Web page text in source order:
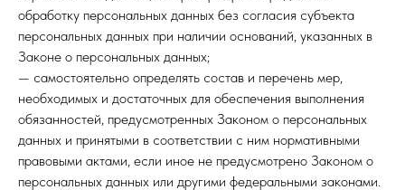
обработку персональных данных без согласия субъекта
персональных данных при наличии оснований, указанных в
Законе о персональных данных;
— самостоятельно определять состав и перечень мер,
необходимых и достаточных для обеспечения выполнения
обязанностей, предусмотренных Законом о персональных
данных и принятыми в соответствии с ним нормативными
правовыми актами, если иное не предусмотрено Законом о
персональных данных или другими федеральными законами.